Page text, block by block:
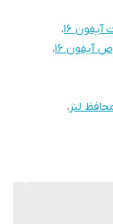
16 ،
،
،